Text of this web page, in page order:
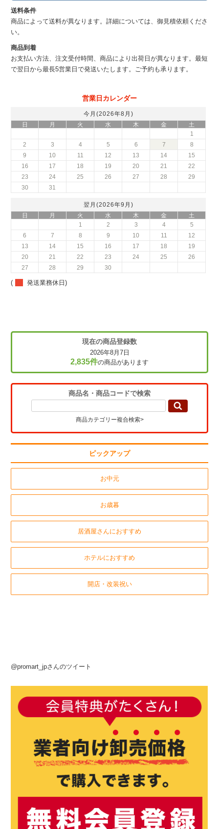
送料条件
商品によって送料が異なります。詳細については、御見積依頼くださ
い。
商品到着
お支払い方法、注文受付時間、商品により出荷日が異なります。最短
で翌日から最長5営業日で発送いたします。ご予約も承ります。
営業日カレンダー
今月(2026年8月)
日
月 火 水 木 金
土
1
2
3 4 5 6 7
8
9
10 11 12 13 14
15
16
17 18 19 20 21
22
23
24 25 26 27 28
29
30
31
翌月(2026年9月)
日
月 火 水 木 金
土
1
2 3 4
5
6
7 8 9 10 11
12
13
14 15 16 17 18
19
20
21 22 23 24 25
26
27
28 29 30
( 発送業務休日)
現在の商品登録数
2026年8月7日
2,835件の商品があります
商品名・商品コードで検索
商品カテゴリー複合検索>
ピックアップ
お中元
お歳暮
居酒屋さんにおすすめ
ホテルにおすすめ
開店・改装祝い
@promart_jpさんのツイート